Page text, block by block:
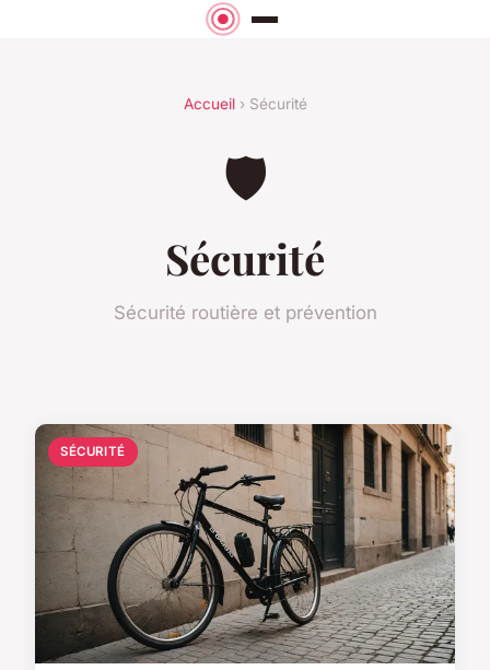
Accueil› Sécurité
🛡️
Sécurité
Sécurité routière et prévention
SÉCURITÉ